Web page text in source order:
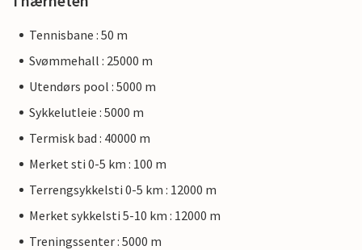
Tennisbane : 50 m
Svømmehall : 25000 m
Utendørs pool : 5000 m
Sykkelutleie : 5000 m
Termisk bad : 40000 m
Merket sti 0-5 km : 100 m
Terrengsykkelsti 0-5 km : 12000 m
Merket sykkelsti 5-10 km : 12000 m
Treningssenter : 5000 m